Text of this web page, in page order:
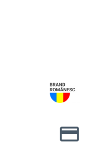
Perii & Piepteni
Accesorii Câini
Castroane și Adapatori